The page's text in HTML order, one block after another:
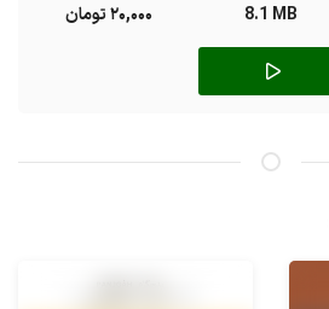
8.1 MB 20,000 تومان